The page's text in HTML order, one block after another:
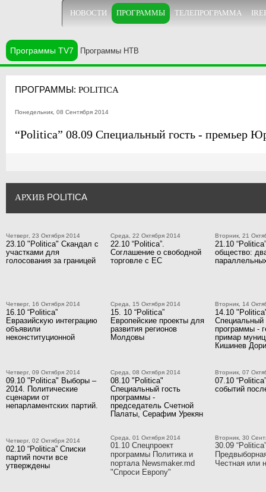
НОВОСТИ ПРОГРАММЫ ТЕЛЕПРОГРАММА
Программы TV7 Программы НТВ
ПРОГРАММЫ: POLITICA
Понедельник, 08 Сентября 2014
“Politica” 08.09 Специальный гость - премьер
АРХИВ POLITICA
Четверг, 23 Октября 2014
23.10 "Politica" Скандал с
участками для
голосования за границей
Среда, 22 Октября 2014
22.10 “Politica”.
Соглашение о свободной
торговле с ЕС
Вторник, 21
21.10
общество:
Четверг, 16 Октября 2014
16.10 “Politica”
Евразийскую интеграцию
объявили
неконституционной
Среда, 15 Октября 2014
15. 10 “Politica”
Европейские проекты для
развития регионов
Молдовы
Вторник, 14
14.10
Специальный
программы -
примар
Кишинев
Четверг, 09 Октября 2014
09.10 "Politica" Выборы –
2014. Политические
сценарии от
непарламентских партий.
Среда, 08 Октября 2014
08.10 "Politica"
Специальный гость
программы -
председатель Счетной
Палаты, Серафим Урекян
Вторник, 07
07.10
событий
Четверг, 02 Октября 2014
02.10 “Politica” Списки
партий почти все
утверждены
Среда, 01 Октября 2014
01.10 Спецпроект
программы Политика и
портала Newsmaker.md
"Спроси Европу"
Вторник, 30
30.09 “Politica”
Честная или